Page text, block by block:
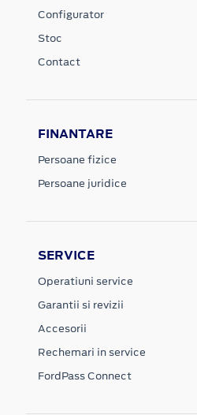
Configurator
Stoc
Contact
FINANTARE
Persoane fizice
Persoane juridice
SERVICE
Operatiuni service
Garantii si revizii
Accesorii
Rechemari in service
FordPass Connect